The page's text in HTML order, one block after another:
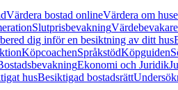
Värdera bostad onlineVärdera om
Slutprisbevakning
dig inför en besiktning av ditt hus
KöpcoachenSpråkstödKöpguiden
Ekonomi och Juridik
husBesiktigad bostadsrätt